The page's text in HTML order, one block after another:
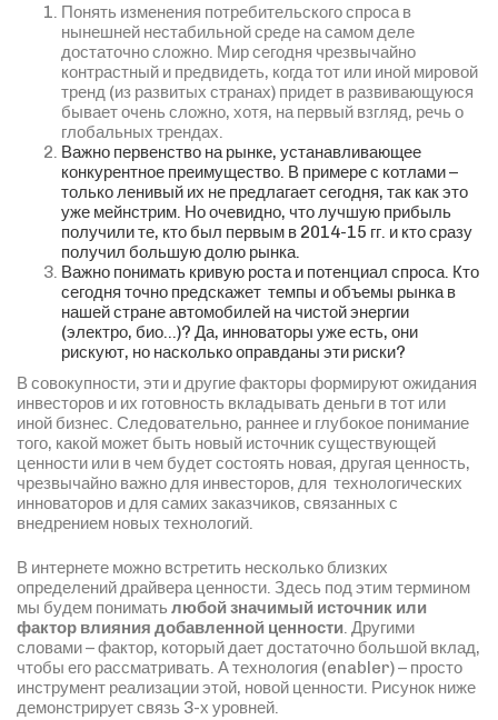
Понять изменения потребительского спроса в
нынешней нестабильной среде на самом деле
достаточно сложно. Мир сегодня чрезвычайно
контрастный и предвидеть, когда тот или иной мировой
тренд (из развитых странах) придет в развивающуюся
бывает очень сложно, хотя, на первый взгляд, речь о
глобальных трендах.
Важно первенство на рынке, устанавливающее
конкурентное преимущество. В примере с котлами –
только ленивый их не предлагает сегодня, так как это
уже мейнстрим. Но очевидно, что лучшую прибыль
получили те, кто был первым в 2014-15 гг. и кто сразу
получил большую долю рынка.
Важно понимать кривую роста и потенциал спроса. Кто
сегодня точно предскажет темпы и объемы рынка в
нашей стране автомобилей на чистой энергии
(электро, био…)? Да, инноваторы уже есть, они
рискуют, но насколько оправданы эти риски?
В совокупности, эти и другие факторы формируют ожидания
инвесторов и их готовность вкладывать деньги в тот или
иной бизнес. Следовательно, раннее и глубокое понимание
того, какой может быть новый источник существующей
ценности или в чем будет состоять новая, другая ценность,
чрезвычайно важно для инвесторов, для технологических
инноваторов и для самих заказчиков, связанных с
внедрением новых технологий.
В интернете можно встретить несколько близких
определений драйвера ценности. Здесь под этим термином
мы будем понимать любой значимый источник или
фактор влияния добавленной ценности. Другими
словами – фактор, который дает достаточно большой вклад,
чтобы его рассматривать. А технология (enabler) – просто
инструмент реализации этой, новой ценности. Рисунок ниже
демонстрирует связь 3-х уровней.